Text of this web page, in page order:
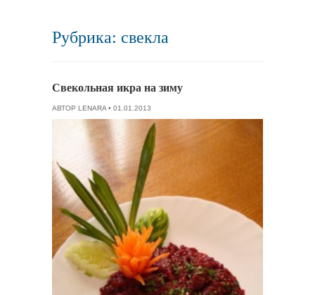
Рубрика: свекла
Свекольная икра на зиму
АВТОР LENARA• 01.01.2013